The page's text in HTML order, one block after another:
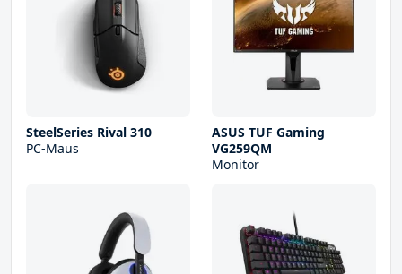
SteelSeries Rival 310
PC-Maus
ASUS TUF Gaming
VG259QM
Monitor